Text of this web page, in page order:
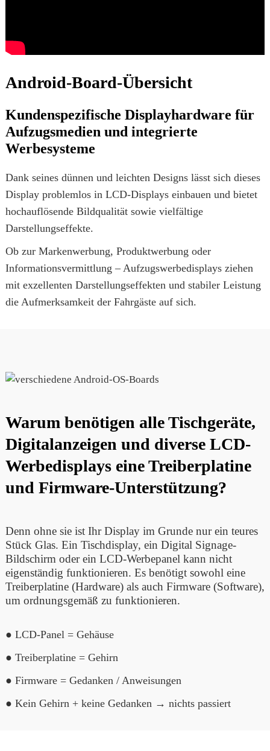
Android-Board-Übersicht
Kundenspezifische Displayhardware für
Aufzugsmedien und integrierte
Werbesysteme
Dank seines dünnen und leichten Designs lässt sich dieses
Display problemlos in LCD-Displays einbauen und bietet
hochauflösende Bildqualität sowie vielfältige
Darstellungseffekte.
Ob zur Markenwerbung, Produktwerbung oder
Informationsvermittlung – Aufzugswerbedisplays ziehen
mit exzellenten Darstellungseffekten und stabiler Leistung
die Aufmerksamkeit der Fahrgäste auf sich.
Warum benötigen alle Tischgeräte,
Digitalanzeigen und diverse LCD-
Werbedisplays eine Treiberplatine
und Firmware-Unterstützung?
Denn ohne sie ist Ihr Display im Grunde nur ein teures
Stück Glas. Ein Tischdisplay, ein Digital Signage-
Bildschirm oder ein LCD-Werbepanel kann nicht
eigenständig funktionieren. Es benötigt sowohl eine
Treiberplatine (Hardware) als auch Firmware (Software),
um ordnungsgemäß zu funktionieren.
● LCD-Panel = Gehäuse
● Treiberplatine = Gehirn
● Firmware = Gedanken / Anweisungen
● Kein Gehirn + keine Gedanken → nichts passiert